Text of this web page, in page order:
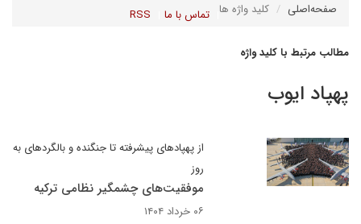
تماس با ما RSS صفحه‌اصلی کلید واژه ها
مطالب مرتبط با کلید واژه
پهپاد ایوب
از پهپادهای پیشرفته تا جنگنده و بالگردهای به
روز
موفقیت‌های چشمگیر نظامی ترکیه
۰۶ خرداد ۱۴۰۴